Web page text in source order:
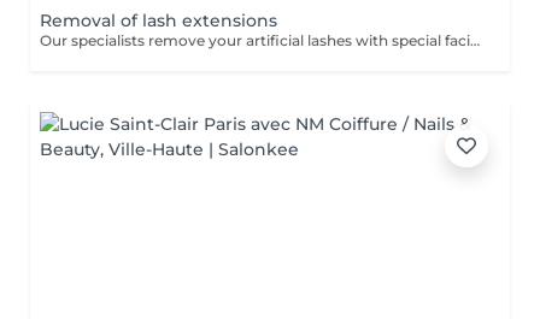
Removal of lash extensions
Our specialists remove your artificial lashes with special facilities. If the lashes were done in our beauty space - on your next visit for lash extensions removal will be for free.